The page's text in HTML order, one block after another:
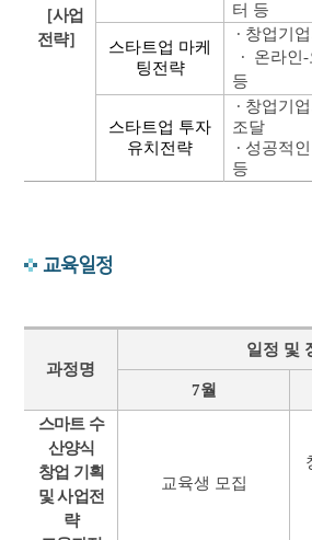
［사업
전략］
터 등
스타트업 마케
팅전략
∙ 창업기
∙ 온라인-
등
스타트업 투자
유치전략
∙ 창업기
조달
∙ 성공적
등
교육일정
과정명
일정 및
7월
스마트 수
산양식
창업 기획
및 사업전
략
교육생 모집